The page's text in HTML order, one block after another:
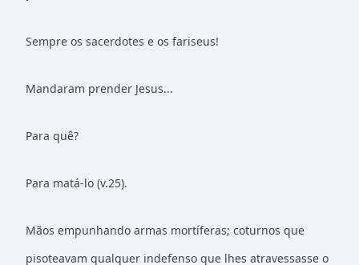
Sempre os sacerdotes e os fariseus!
Mandaram prender Jesus...
Para quê?
Para matá-lo (v.25).
Mãos empunhando armas mortíferas; coturnos que
pisoteavam qualquer indefenso que lhes atravessasse o